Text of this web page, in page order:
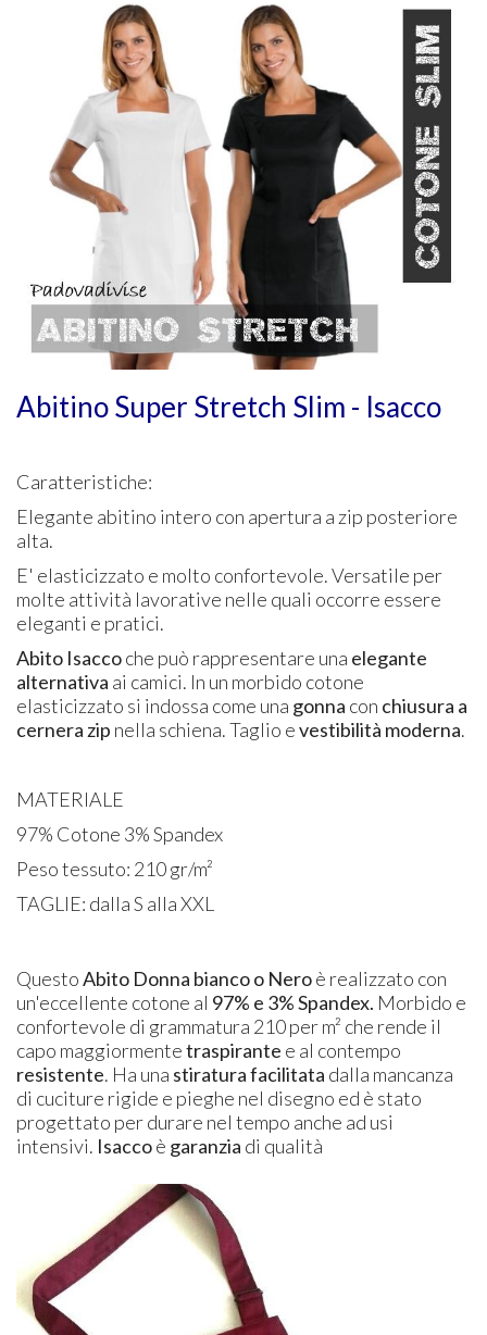
Abitino Super Stretch Slim - Isacco
Caratteristiche:
Elegante abitino intero con apertura a zip posteriore
alta.
E' elasticizzato e molto confortevole. Versatile per
molte attività lavorative nelle quali occorre essere
eleganti e pratici.
Abito Isaccoche può rappresentare una elegante
alternativa ai camici. In un morbido cotone
elasticizzato si indossa come una gonna con chiusura a
cernera zip nella schiena. Taglio evestibilità moderna.
MATERIALE
97% Cotone 3% Spandex
Peso tessuto: 210 gr/m²
TAGLIE: dalla S alla XXL
QuestoAbito Donna bianco o Neroè realizzato con
un'eccellente cotone al 97% e 3% Spandex. Morbido e
confortevole di grammatura 210 per m² che rende il
capo maggiormentetraspirante e al contempo
resistente. Ha una stiratura facilitata dalla mancanza
di cuciture rigide e pieghe nel disegno ed è stato
progettato per durare nel tempo anche ad usi
intensivi. Isaccoè garanzia di qualità